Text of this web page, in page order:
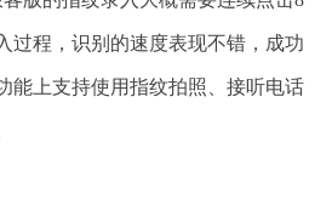
过程，识别的速度表现不错，成功
能上支持使用指纹拍照、接听电话